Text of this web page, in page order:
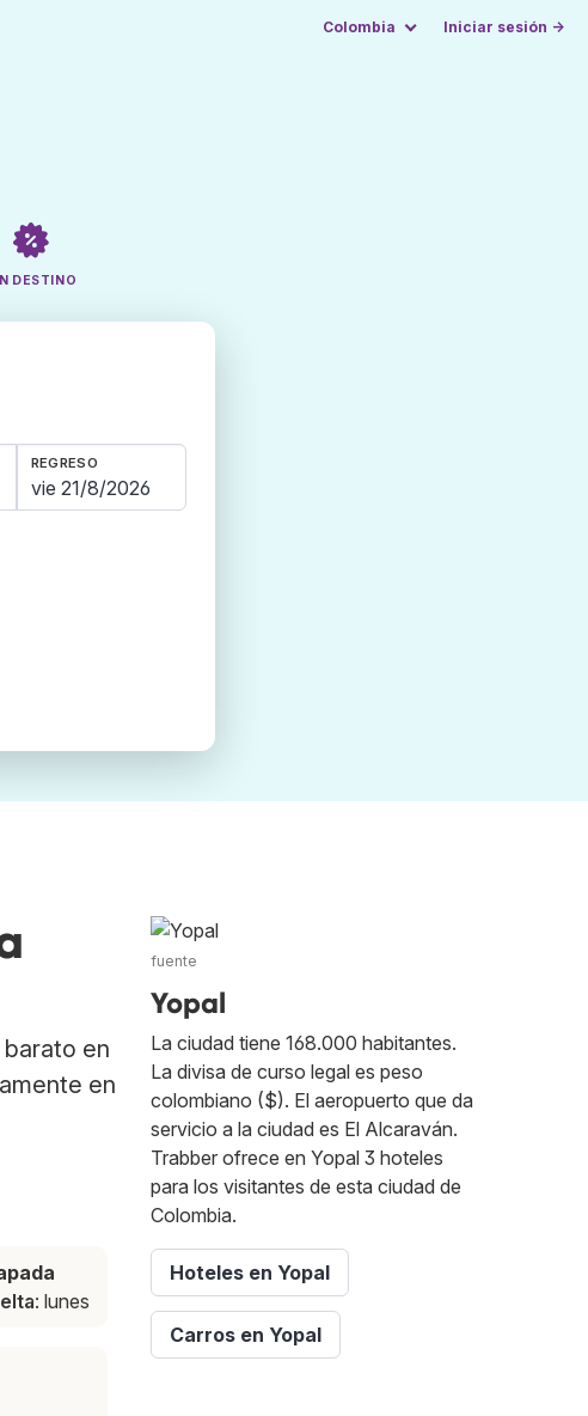
Colombia Iniciar sesión →
DESTINO
REGRESO
en
en
: lunes
fuente
Yopal
La ciudad tiene 168.000 habitantes.
La divisa de curso legal es peso
colombiano ($). El aeropuerto que da
servicio a la ciudad es El Alcaraván.
Trabber ofrece en Yopal 3 hoteles
para los visitantes de esta ciudad de
Colombia.
Hoteles en Yopal
Carros en Yopal